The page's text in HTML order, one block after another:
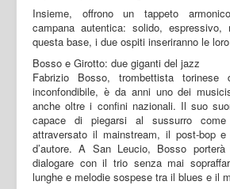
Insieme, offrono un tappeto
campana autentica: solido, espressivo,
questa base, i due ospiti inseriranno le
Bosso e Girotto: due giganti del jazz
Fabrizio Bosso, trombettista torinese
inconfondibile, è da anni uno dei
anche oltre i confini nazionali. Il suo
capace di piegarsi al sussurro
attraversato il mainstream, il post-bop
d’autore. A San Leucio, Bosso
dialogare con il trio senza mai
lunghe e melodie sospese tra il blues e il